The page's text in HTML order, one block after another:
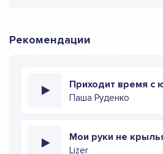
Рекомендации
Паша Руденко
Lizer